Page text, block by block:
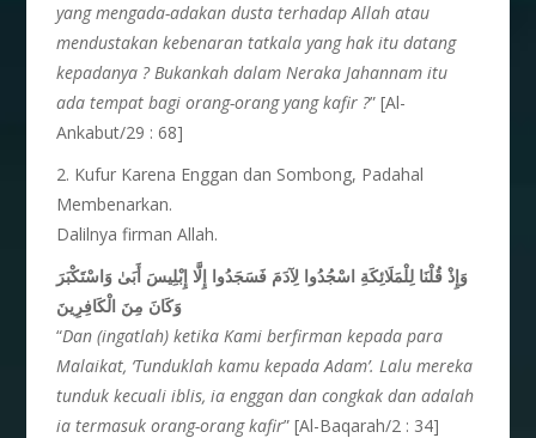
yang mengada-adakan dusta terhadap Allah atau
mendustakan kebenaran tatkala yang hak itu datang
kepadanya ? Bukankah dalam Neraka Jahannam itu
ada tempat bagi orang-orang yang kafir ?” [Al-
Ankabut/29 : 68]
2. Kufur Karena Enggan dan Sombong, Padahal
Membenarkan.
Dalilnya firman Allah.
وَإِذْ قُلْنَا لِلْمَلَائِكَةِ اسْجُدُوا لِآدَمَ فَسَجَدُوا إِلَّا إِبْلِيسَ أَبَىٰ وَاسْتَكْبَرَ
وَكَانَ مِنَ الْكَافِرِينَ
“Dan (ingatlah) ketika Kami berfirman kepada para
Malaikat, ‘Tunduklah kamu kepada Adam’. Lalu mereka
tunduk kecuali iblis, ia enggan dan congkak dan adalah
ia termasuk orang-orang kafir” [Al-Baqarah/2 : 34]